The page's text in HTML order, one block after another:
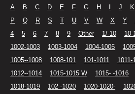
A B C D E F G H J K
P
Q R S T U V W X Y
4
5 6 7 8 9 Other 1/-10 10-
1002-1003
1003-1004 1004-1005
1005--1008
1008-101 101-1011 1011-
1012--1014
1015-1015 W 1015- -1016
1018-1019
102 -1020 1020-1020-